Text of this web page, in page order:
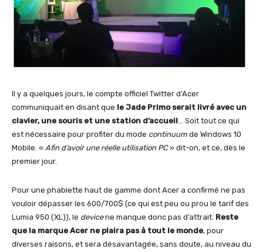
Il y a quelques jours, le compte officiel Twitter d’Acer
communiquait en disant que le Jade Primo serait livré avec un
clavier, une souris et une station d’accueil… Soit tout ce qui
est nécessaire pour profiter du mode continuum de Windows 10
Mobile. « Afin d’avoir une réelle utilisation PC» dit-on, et ce, dès le
premier jour.
Pour une phablette haut de gamme dont Acer a confirmé ne pas
vouloir dépasser les 600/700$ (ce qui est peu ou prou le tarif des
Lumia 950 (XL)), le devicene manque donc pas d’attrait. Reste
que la marque Acer ne plaira pas à tout le monde, pour
diverses raisons, et sera désavantagée, sans doute, au niveau du